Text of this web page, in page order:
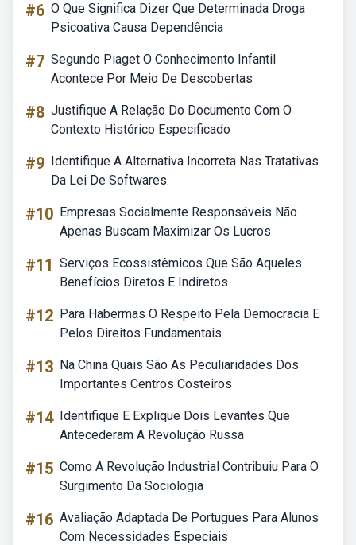
#6 O Que Significa Dizer Que Determinada Droga
Psicoativa Causa Dependência
#7 Segundo Piaget O Conhecimento Infantil
Acontece Por Meio De Descobertas
#8 Justifique A Relação Do Documento Com O
Contexto Histórico Especificado
#9 Identifique A Alternativa Incorreta Nas Tratativas
Da Lei De Softwares.
#10 Empresas Socialmente Responsáveis Não
Apenas Buscam Maximizar Os Lucros
#11 Serviços Ecossistêmicos Que São Aqueles
Benefícios Diretos E Indiretos
#12 Para Habermas O Respeito Pela Democracia E
Pelos Direitos Fundamentais
#13 Na China Quais São As Peculiaridades Dos
Importantes Centros Costeiros
#14 Identifique E Explique Dois Levantes Que
Antecederam A Revolução Russa
#15 Como A Revolução Industrial Contribuiu Para O
Surgimento Da Sociologia
#16 Avaliação Adaptada De Portugues Para Alunos
Com Necessidades Especiais